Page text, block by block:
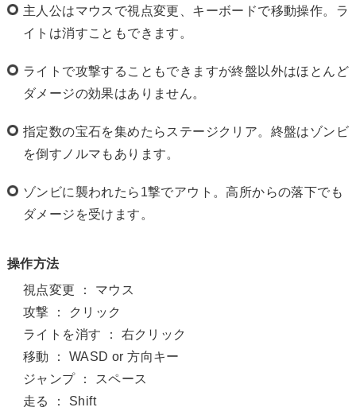
主人公はマウスで視点変更、キーボードで移動操作。ラ
イトは消すこともできます。
ライトで攻撃することもできますが終盤以外はほとんど
ダメージの効果はありません。
指定数の宝石を集めたらステージクリア。終盤はゾンビ
を倒すノルマもあります。
ゾンビに襲われたら1撃でアウト。高所からの落下でも
ダメージを受けます。
操作方法
視点変更 ： マウス
攻撃 ： クリック
ライトを消す ： 右クリック
移動 ： WASD or 方向キー
ジャンプ ： スペース
走る ： Shift